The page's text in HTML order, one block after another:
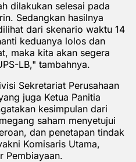
dilakukan selesai pada
Sedangkan hasilnya
dari skenario waktu 14
keduanya lolos dan
maka kita akan segera
LB," tambahnya.
Sekretariat Perusahaan
juga Ketua Panitia
kesimpulan dari
saham menyetujui
dan penetapan tindak
Komisaris Utama,
Pembiayaan.